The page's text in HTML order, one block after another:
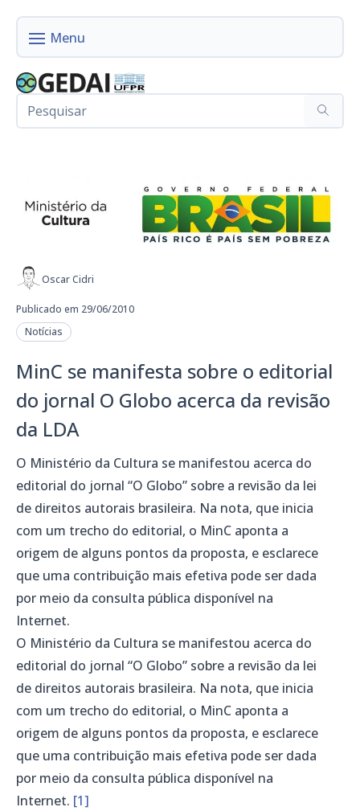
Oscar Cidri
Publicado em 29/06/2010
Notícias
MinC se manifesta sobre o editorial
do jornal O Globo acerca da revisão
da LDA
O Ministério da Cultura se manifestou acerca do
editorial do jornal “O Globo” sobre a revisão da lei
de direitos autorais brasileira. Na nota, que inicia
com um trecho do editorial, o MinC aponta a
origem de alguns pontos da proposta, e esclarece
que uma contribuição mais efetiva pode ser dada
por meio da consulta pública disponível na
Internet.
O Ministério da Cultura se manifestou acerca do
editorial do jornal “O Globo” sobre a revisão da lei
de direitos autorais brasileira. Na nota, que inicia
com um trecho do editorial, o MinC aponta a
origem de alguns pontos da proposta, e esclarece
que uma contribuição mais efetiva pode ser dada
por meio da consulta pública disponível na
Internet. [1]